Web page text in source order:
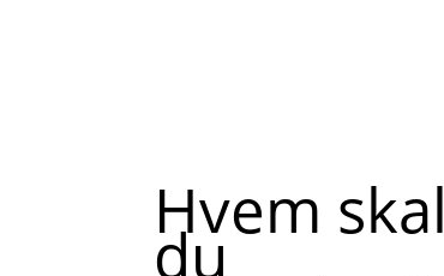
Hvem skal
du